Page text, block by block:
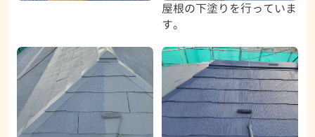
屋根の下塗りを行っていま
す。